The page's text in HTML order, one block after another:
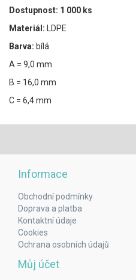
Dostupnost: 1 000 ks
Materiál:
LDPE
Barva: bílá
A = 9,0 mm
B = 16,0 mm
C = 6,4 mm
Informace
Obchodní podmínky
Doprava a platba
Kontaktní údaje
Cookies
Ochrana osobních údajů
Můj účet